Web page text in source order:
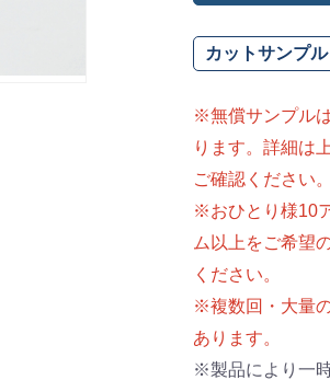
カットサンプル
※無償サンプル
ります。詳細は
ご確認ください
※おひとり様10
ム以上をご希望
ください。
※複数回・大量
あります。
※製品により一